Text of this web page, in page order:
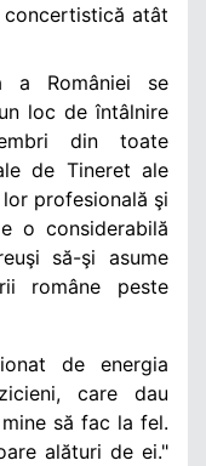
atât
a României se
loc de întâlnire
din toate
de Tineret ale
profesională şi
o considerabilă
să-şi asume
române peste
de energia
care dau
să fac la fel.
alături de ei."